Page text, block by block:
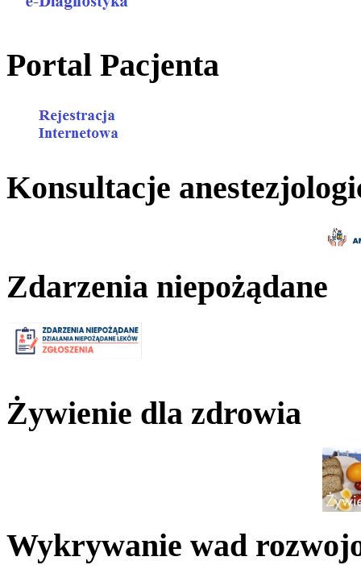
Portal Pacjenta
Konsultacje
Zdarzenia niepożądane
Żywienie dla zdrowia
Wykrywanie wad